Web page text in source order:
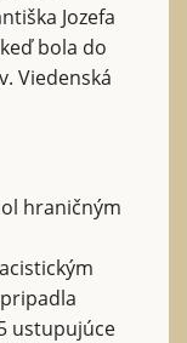
Jozefa
bola do
Viedenská
hraničným
ustupujúce